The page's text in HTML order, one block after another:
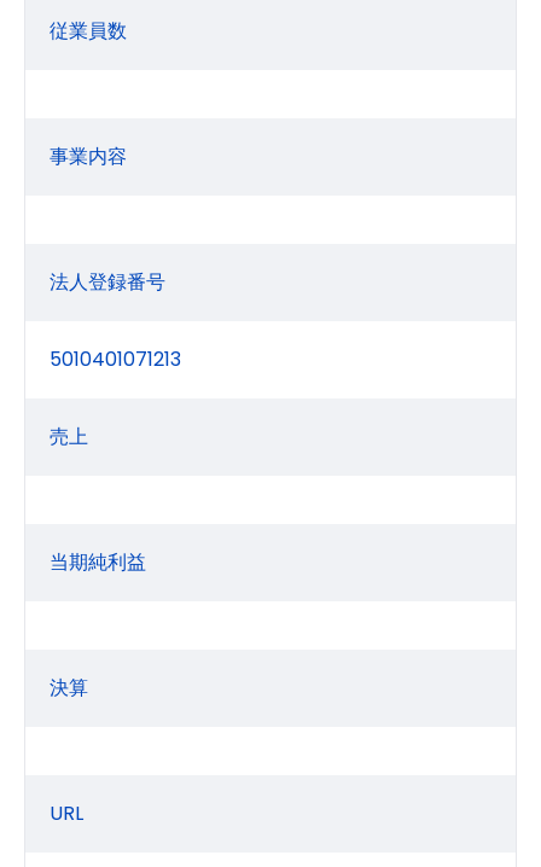
従業員数
事業内容
法人登録番号
5010401071213
売上
当期純利益
決算
URL